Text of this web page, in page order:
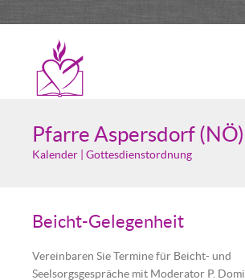
Pfarre Aspersdorf (NÖ)
Kalender | Gottesdienstordnung
Beicht-Gelegenheit
Vereinbaren Sie Termine für Beicht- und
Seelsorgsgespräche mit Moderator P.